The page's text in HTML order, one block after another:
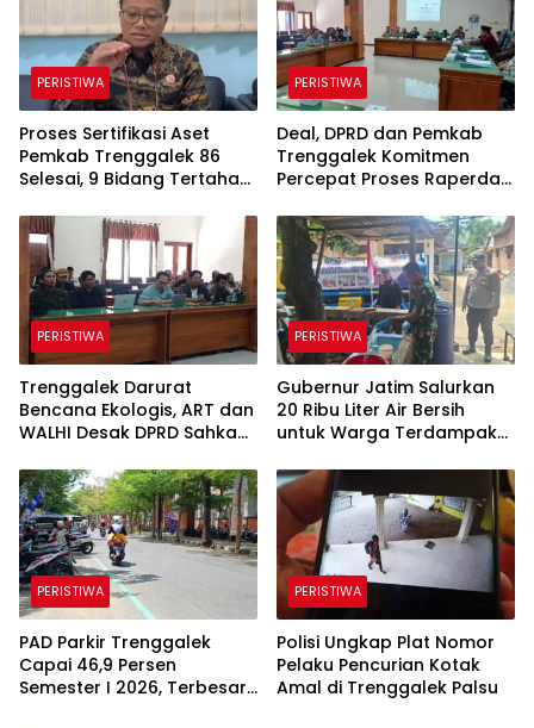
PERISTIWA
Proses Sertifikasi Aset
Pemkab Trenggalek 86
Selesai, 9 Bidang Tertahan
PERISTIWA
Deal, DPRD dan Pemkab
Trenggalek Komitmen
Percepat Proses Raperda
PERISTIWA
Trenggalek Darurat
Bencana Ekologis, ART dan
WALHI Desak DPRD Sahkan
PERISTIWA
Gubernur Jatim Salurkan
20 Ribu Liter Air Bersih
untuk Warga Terdampak
Trenggalek
PERISTIWA
PAD Parkir Trenggalek
Capai 46,9 Persen
Semester I 2026, Terbesar
PERISTIWA
Polisi Ungkap Plat Nomor
Pelaku Pencurian Kotak
Amal di Trenggalek Palsu